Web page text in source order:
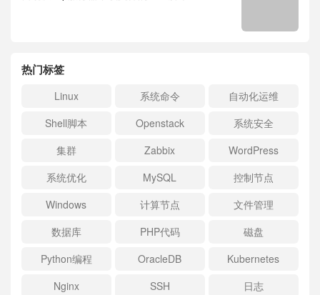
热门标签
Linux 系统命令
自动化运维
Shell脚本
Openstack
系统安全
集群
Zabbix
WordPress
系统优化
MySQL
控制节点
Windows
计算节点
文件管理
数据库
PHP代码
磁盘
Python编程
OracleDB
Kubernetes
Nginx
SSH 日志